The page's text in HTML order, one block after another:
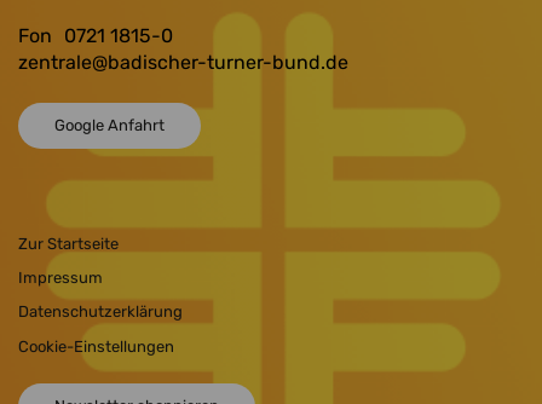
Fon
0721 1815-0
zentrale@badischer-turner-bund.de
Google Anfahrt
Zur Startseite
Impressum
Datenschutzerklärung
Cookie-Einstellungen